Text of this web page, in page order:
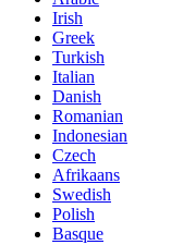
Irish
Greek
Turkish
Italian
Danish
Romanian
Indonesian
Czech
Afrikaans
Swedish
Polish
Basque